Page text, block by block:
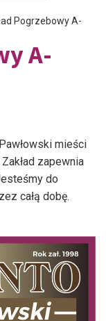
Pogrzebowy A-
A-
mieści
zapewnia
do
całą dobę.